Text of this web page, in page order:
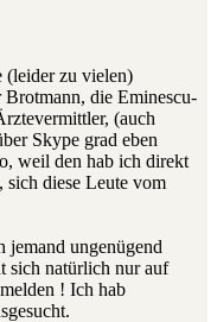
(leider zu vielen)
die Eminescu-
(auch
Skype grad eben
weil den hab ich direkt
sich diese Leute vom
jemand ungenügend
sich natürlich nur auf
! Ich hab